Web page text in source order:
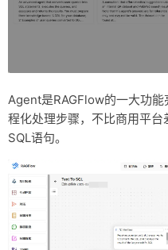
Agent是RAGFlow的一大功
程化处理步骤，不比商用平
SQL语句。